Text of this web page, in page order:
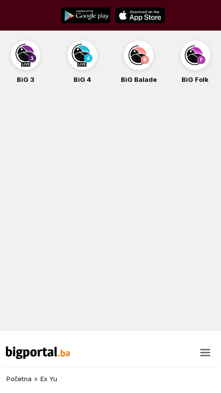
content
BiG 3 BiG 4 BiG Balade BiG Folk
Početna » Ex Yu